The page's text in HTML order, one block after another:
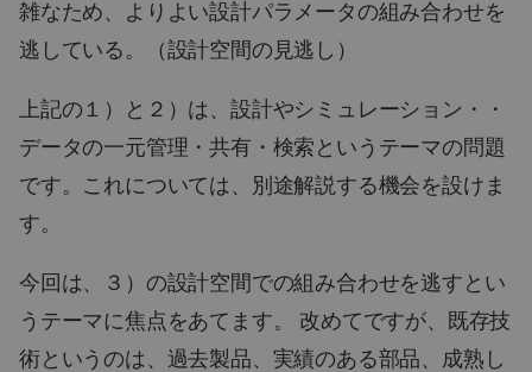
雑なため、よりよい設計パラメータの組み合わせを
逃している。（設計空間の見逃し）
上記の１）と２）は、設計やシミュレーション・・
データの一元管理・共有・検索というテーマの問題
です。これについては、別途解説する機会を設けま
す。
今回は、３）の設計空間での組み合わせを逃すとい
うテーマに焦点をあてます。 改めてですが、既存技
術というのは、過去製品、実績のある部品、成熟し